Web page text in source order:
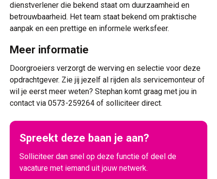
dienstverlener die bekend staat om duurzaamheid en
betrouwbaarheid. Het team staat bekend om praktische
aanpak en een prettige en informele werksfeer.
Meer informatie
Doorgroeiers verzorgt de werving en selectie voor deze
opdrachtgever. Zie jij jezelf al rijden als servicemonteur of
wil je eerst meer weten? Stephan komt graag met jou in
contact via 0573-259264 of solliciteer direct.
Spreekt deze baan je aan?
Solliciteer dan snel op deze functie of deel de
vacature met iemand uit jouw netwerk.